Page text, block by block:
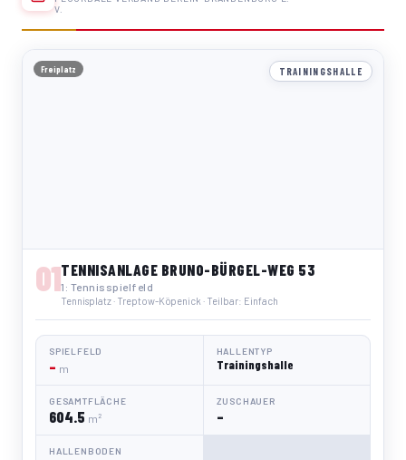
V.
TRAININGSHALLE
Freiplatz
01TENNISANLAGE BRUNO-BÜRGEL-WEG 53
1: Tennisspielfeld
Tennisplatz · Treptow-Köpenick · Teilbar: Einfach
SPIELFELD
– m
HALLENTYP
Trainingshalle
GESAMTFLÄCHE
604.5 m²
ZUSCHAUER
–
HALLENBODEN